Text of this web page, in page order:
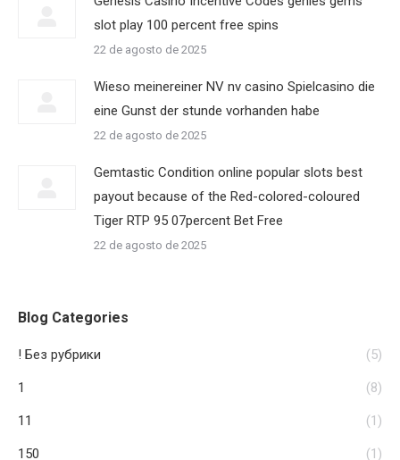
slot play 100 percent free spins
22 de agosto de 2025
Wieso meinereiner NV nv casino Spielcasino die
eine Gunst der stunde vorhanden habe
22 de agosto de 2025
Gemtastic Condition online popular slots best
payout because of the Red-colored-coloured
Tiger RTP 95 07percent Bet Free
22 de agosto de 2025
Blog Categories
! Без рубрики (5)
1 (8)
11 (1)
150 (1)